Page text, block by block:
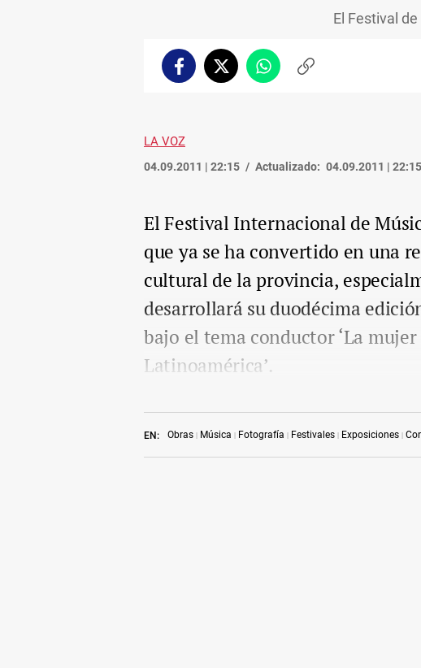
El Festival
FacebookTwitterWhatsappCopiar
LA VOZ
04.09.2011 | 22:15 Actualizado: 04.09.2011 | 22:15
EN: Obras Música Fotografía Festivales Exposiciones
El Festival Internacional de
que ya se ha convertido en una
cultural de la provincia,
desarrollará su duodécima
bajo el tema conductor ‘La
Latinoamérica’.